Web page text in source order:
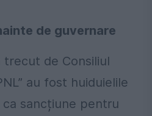
de guvernare
trecut de Consiliul
au fost huiduielile
sancțiune pentru